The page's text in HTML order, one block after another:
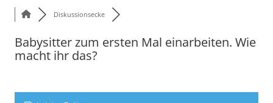
Diskussionsecke
Babysitter zum ersten Mal einarbeiten. Wie
macht ihr das?